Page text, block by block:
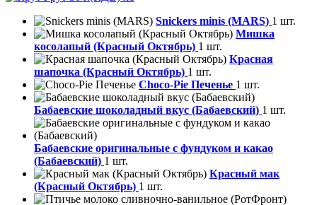
Snickers minis (MARS) 1 шт.
Мишка
косолапый (Красный Октябрь) 1 шт.
Красная
шапочка (Красный Октябрь) 1 шт.
Choco-Pie Печенье 1 шт.
Бабаевские шоколадный вкус (Бабаевский) 1 шт.
Бабаевские оригинальные с фундуком и какао
(Бабаевский) 1 шт.
Красный мак
(Красный Октябрь) 1 шт.